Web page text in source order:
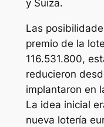
y Suiza.
Las
premio de la
116.531.800,
reducieron
implantaron en
La idea inicial
nueva lotería